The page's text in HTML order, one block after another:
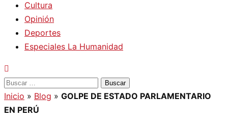
Cultura
Opinión
Deportes
Especiales La Humanidad
Buscar:
Inicio » Blog » GOLPE DE ESTADO PARLAMENTARIO
EN PERÚ